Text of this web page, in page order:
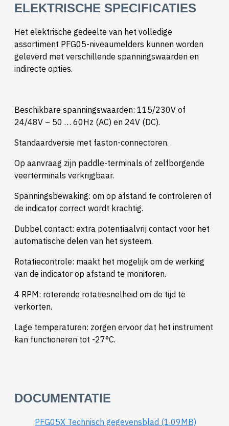
ELEKTRISCHE SPECIFICATIES
Het elektrische gedeelte van het volledige
assortiment PFG05-niveaumelders kunnen worden
geleverd met verschillende spanningswaarden en
indirecte opties.
Beschikbare spanningswaarden: 115/230V of
24/48V – 50 … 60Hz (AC) en 24V (DC).
Standaardversie met faston-connectoren.
Op aanvraag zijn paddle-terminals of zelfborgende
veerterminals verkrijgbaar.
Spanningsbewaking: om op afstand te controleren of
de indicator correct wordt krachtig.
Dubbel contact: extra potentiaalvrij contact voor het
automatische delen van het systeem.
Rotatiecontrole: maakt het mogelijk om de werking
van de indicator op afstand te monitoren.
4 RPM: roterende rotatiesnelheid om de tijd te
verkorten.
Lage temperaturen: zorgen ervoor dat het instrument
kan functioneren tot -27°C.
DOCUMENTATIE
PFG05X Technisch gegevensblad (1.09MB)